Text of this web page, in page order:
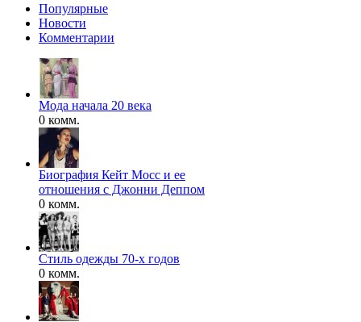
Популярные
Новости
Комментарии
Мода начала 20 века
0 комм.
Биография Кейт Мосс и ее
отношения с Джонни Деппом
0 комм.
Стиль одежды 70-х годов
0 комм.